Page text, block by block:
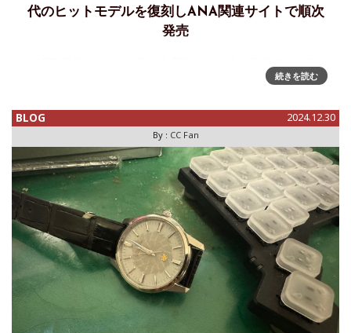
代のヒットモデルを復刻しANA関連サイトで順次
発売
『CITIZEN ANA DIGI TEMP コックピットモデル 』～ANAシ
空商事株式会社は、シチズン
続きを読む
BLOG 2024.12.30
By : CC Fan